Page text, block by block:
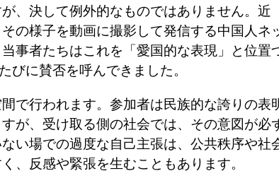
、決して例外的なものではありません。近
の様子を動画に撮影して発信する中国人ネ
事者たちはこれを「愛国的な表現」と位置
びに賛否を呼んできました。
で行われます。参加者は民族的な誇りの表
が、受け取る側の社会では、その意図が必
い場での過度な自己主張は、公共秩序や社
、反感や緊張を生むこともあります。